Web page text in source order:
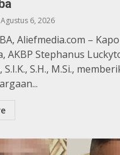
Agustus 6, 2026
Aliefmedia.com –
AKBP Stephanus
S.H., M.Si.,